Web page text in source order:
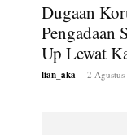
Dugaan
Pengadaan
Up Lewat
lian_aka - 2 Agustus